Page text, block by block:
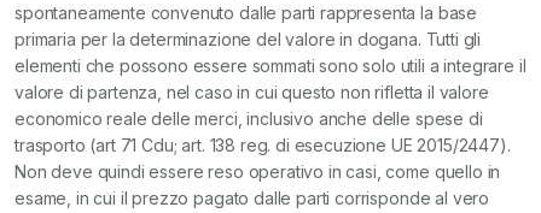
spontaneamente convenuto dalle parti rappresenta la base
primaria per la determinazione del valore in dogana. Tutti gli
elementi che possono essere sommati sono solo utili a integrare il
valore di partenza, nel caso in cui questo non rifletta il valore
economico reale delle merci, inclusivo anche delle spese di
trasporto (art 71 Cdu; art. 138 reg. di esecuzione UE 2015/2447).
Non deve quindi essere reso operativo in casi, come quello in
esame, in cui il prezzo pagato dalle parti corrisponde al vero